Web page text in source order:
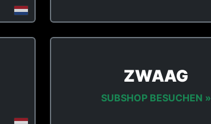
ZWAAG
SUBSHOP BESUCHEN »